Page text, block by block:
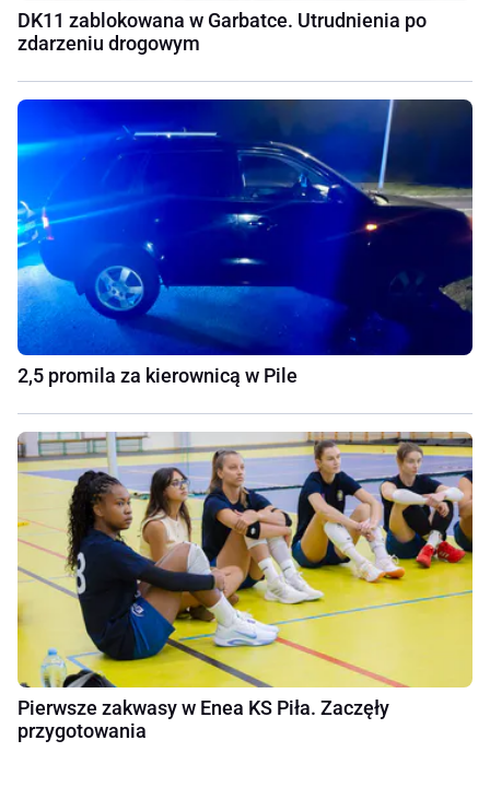
DK11 zablokowana w Garbatce. Utrudnienia po
zdarzeniu drogowym
2,5 promila za kierownicą w Pile
Pierwsze zakwasy w Enea KS Piła. Zaczęły
przygotowania